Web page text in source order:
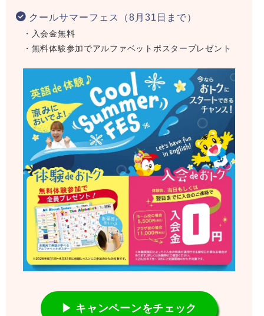
クールサマーフェス（8月31日まで）
・入会金無料
・無料体験参加でアルファベットポスタープレゼント
▶ キャンペーンをチェック